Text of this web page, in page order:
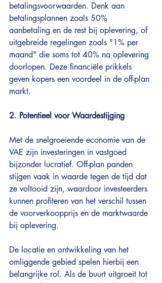
betalingsvoorwaarden. Denk aan
betalingsplannen zoals 50%
aanbetaling en de rest bij oplevering, of
uitgebreide regelingen zoals "1% per
maand" die soms tot 40% na oplevering
doorlopen. Deze financiële prikkels
geven kopers een voordeel in de off-plan
markt.
2. Potentieel voor Waardestijging
Met de snelgroeiende economie van de
VAE zijn investeringen in vastgoed
bijzonder lucratief. Off-plan panden
stijgen vaak in waarde tegen de tijd dat
ze voltooid zijn, waardoor investeerders
kunnen profiteren van het verschil tussen
de voorverkoopprijs en de marktwaarde
bij oplevering.
De locatie en ontwikkeling van het
omliggende gebied spelen hierbij een
belangrijke rol. Als de buurt uitgroeit tot